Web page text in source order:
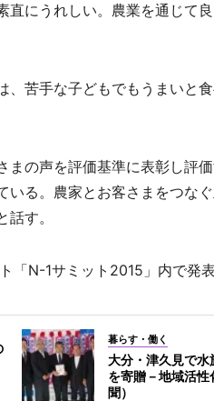
にうれしい。農業を通じて
苦手な子どもでもうまいと
の声を評価基準に表彰し評
る。農家とお客さまをつな
す。
N-1サミット2015」内で発表
暮らす・働く
大分・津久見で
を寄贈－地域活
聞）